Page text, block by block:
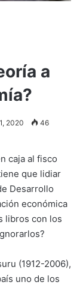
a
2020 46
caja al fisco
que lidiar
Desarrollo
económica
libros con los
(1912-2006),
uno de los